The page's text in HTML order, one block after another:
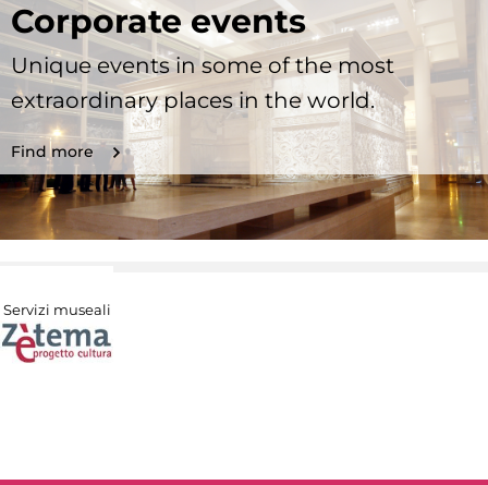
Corporate events
Unique events in some of the most
extraordinary places in the world.
Find more
Servizi museali